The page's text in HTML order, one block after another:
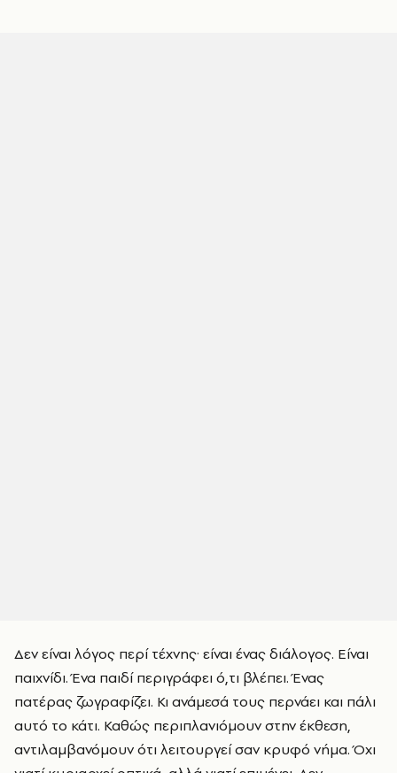
Δεν είναι λόγος περί τέχνης· είναι ένας διάλογος. Είναι
παιχνίδι. Ένα παιδί περιγράφει ό,τι βλέπει. Ένας
πατέρας ζωγραφίζει. Κι ανάμεσά τους περνάει και πάλι
αυτό το κάτι. Καθώς περιπλανιόμουν στην έκθεση,
αντιλαμβανόμουν ότι λειτουργεί σαν κρυφό νήμα. Όχι